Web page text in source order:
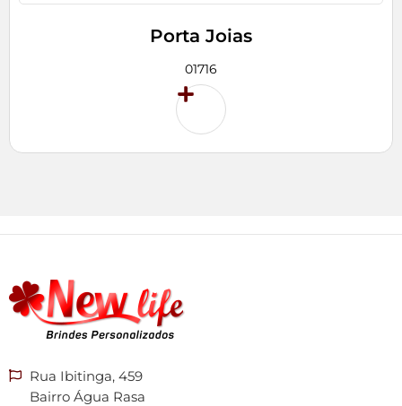
Porta Joias
01716
Rua Ibitinga, 459
Bairro Água Rasa